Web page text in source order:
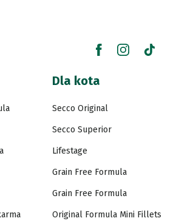
Dla kota
Secco Original
Secco Superior
Lifestage
Grain Free Formula
Grain Free Formula
Original Formula Mini Fillets